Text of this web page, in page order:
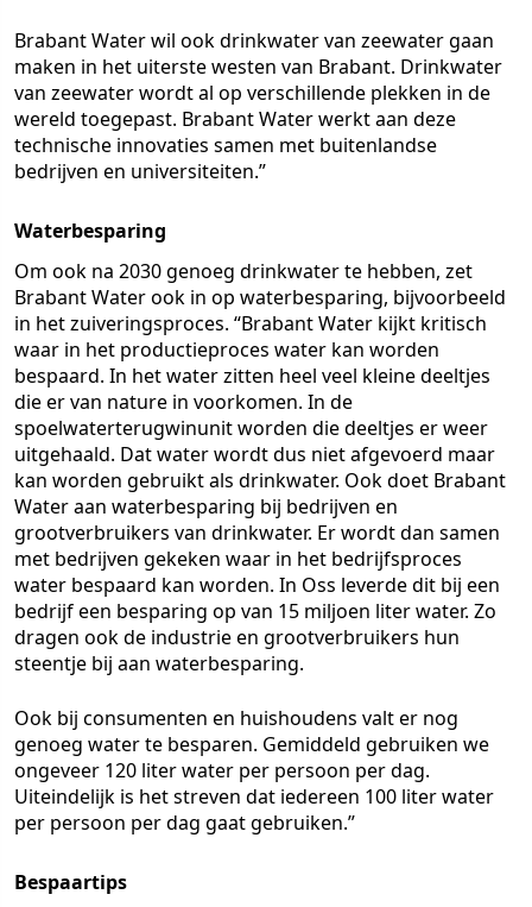
Brabant Water wil ook drinkwater van zeewater gaan
maken in het uiterste westen van Brabant. Drinkwater
van zeewater wordt al op verschillende plekken in de
wereld toegepast. Brabant Water werkt aan deze
technische innovaties samen met buitenlandse
bedrijven en universiteiten.”
Waterbesparing
Om ook na 2030 genoeg drinkwater te hebben, zet
Brabant Water ook in op waterbesparing, bijvoorbeeld
in het zuiveringsproces. “Brabant Water kijkt kritisch
waar in het productieproces water kan worden
bespaard. In het water zitten heel veel kleine deeltjes
die er van nature in voorkomen. In de
spoelwaterterugwinunit worden die deeltjes er weer
uitgehaald. Dat water wordt dus niet afgevoerd maar
kan worden gebruikt als drinkwater. Ook doet Brabant
Water aan waterbesparing bij bedrijven en
grootverbruikers van drinkwater. Er wordt dan samen
met bedrijven gekeken waar in het bedrijfsproces
water bespaard kan worden. In Oss leverde dit bij een
bedrijf een besparing op van 15 miljoen liter water. Zo
dragen ook de industrie en grootverbruikers hun
steentje bij aan waterbesparing.
Ook bij consumenten en huishoudens valt er nog
genoeg water te besparen. Gemiddeld gebruiken we
ongeveer 120 liter water per persoon per dag.
Uiteindelijk is het streven dat iedereen 100 liter water
per persoon per dag gaat gebruiken.”
Bespaartips